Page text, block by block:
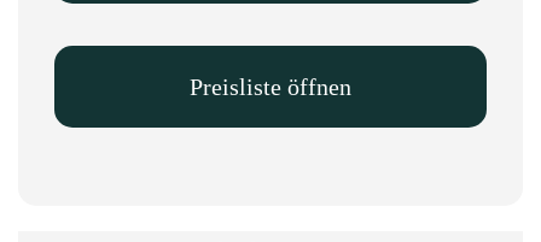
Preisliste öffnen